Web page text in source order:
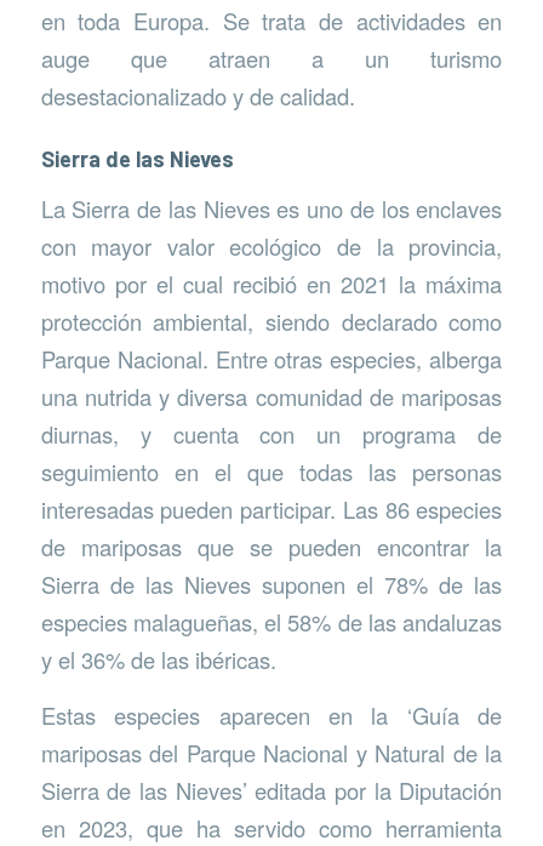
en toda Europa. Se trata de actividades en
auge que atraen a un turismo
desestacionalizado y de calidad.
Sierra de las Nieves
La Sierra de las Nieves es uno de los enclaves
con mayor valor ecológico de la provincia,
motivo por el cual recibió en 2021 la máxima
protección ambiental, siendo declarado como
Parque Nacional. Entre otras especies, alberga
una nutrida y diversa comunidad de mariposas
diurnas, y cuenta con un programa de
seguimiento en el que todas las personas
interesadas pueden participar. Las 86 especies
de mariposas que se pueden encontrar la
Sierra de las Nieves suponen el 78% de las
especies malagueñas, el 58% de las andaluzas
y el 36% de las ibéricas.
Estas especies aparecen en la ‘Guía de
mariposas del Parque Nacional y Natural de la
Sierra de las Nieves’ editada por la Diputación
en 2023, que ha servido como herramienta